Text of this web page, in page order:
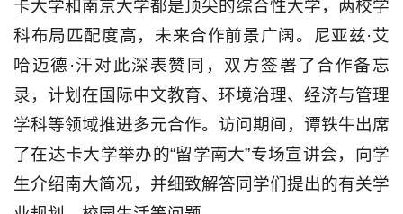
卡大学和南京大学都是顶尖的综合性大学，两校学
科布局匹配度高，未来合作前景广阔。尼亚兹·艾
哈迈德·汗对此深表赞同，双方签署了合作备忘
录，计划在国际中文教育、环境治理、经济与管理
学科等领域推进多元合作。访问期间，谭铁牛出席
了在达卡大学举办的“留学南大”专场宣讲会，向学
生介绍南大简况，并细致解答同学们提出的有关学